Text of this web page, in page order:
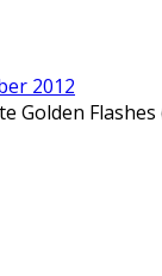
2012